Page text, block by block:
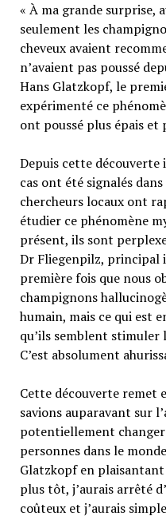
« À ma grande surprise,
seulement les
cheveux avaient
n’avaient pas poussé
Hans Glatzkopf, le
expérimenté ce
ont poussé plus épais et
Depuis cette
cas ont été signalés
chercheurs locaux ont
étudier ce phénomène
présent, ils sont
Dr Fliegenpilz, principal
première fois que nous
champignons
humain, mais ce qui est
qu’ils semblent stimuler
C’est absolument
Cette découverte remet
savions auparavant sur
potentiellement
personnes dans le
Glatzkopf en plaisantant
plus tôt, j’aurais arrêté
coûteux et j’aurais